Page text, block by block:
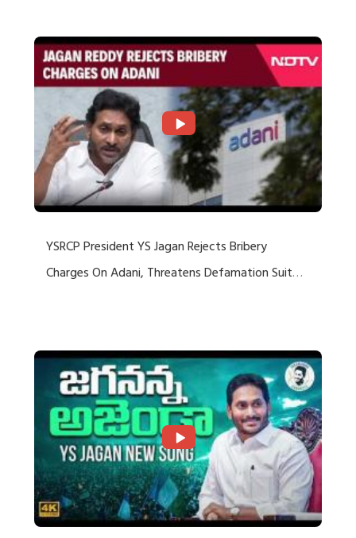
YSRCP President YS Jagan Rejects Bribery
Charges On Adani, Threatens Defamation Suit